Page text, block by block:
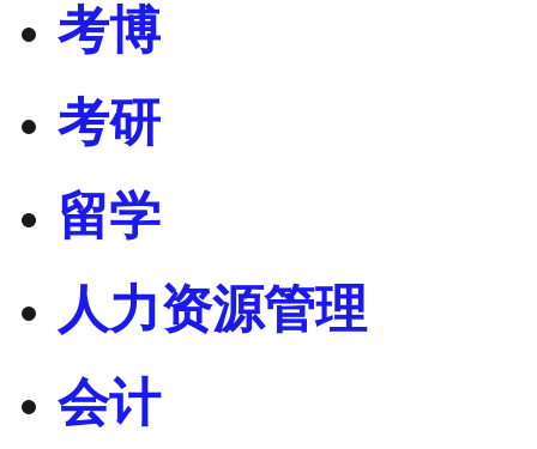
考博
考研
留学
人力资源管理
会计